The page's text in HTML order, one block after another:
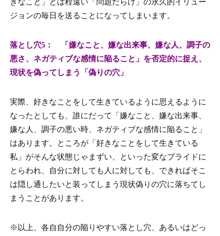
きなこと」とは程遠い「問題だらけ」の永久的イリュー
ジョンの毎日を送ることになってしまいます。
落とし穴5： 「嫌なこと、嫌な出来事、嫌な人、調子の
悪さ、ネガティブな感情に陥ること」を否定的に捉え、
現状を偽ってしまう「偽りの穴」
実際、好きなことをして生きているように思えるように
なったとしても、誰にだって「嫌なこと、嫌な出来事、
嫌な人、調子の悪い時、ネガティブな感情に陥ること」
はあります。ところが「好きなことをして生きている
私」がそんな状態じゃまずい、といった変なプライドに
とらわれ、自分に対しても人に対しても、できればそこ
は隠し通したいと装ってしまう現状偽りの穴に落ちてし
まうことがあります。
※以上、各自自分の陥りやすい落とし穴、あるいはどっ